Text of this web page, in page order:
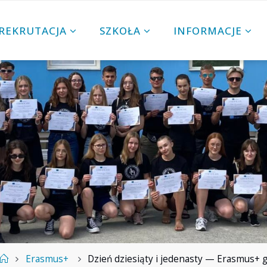
REKRUTACJA SZKOŁA INFORMACJE
StronaErasmus+ Dzień dziesiąty i jedenasty — Erasmus+